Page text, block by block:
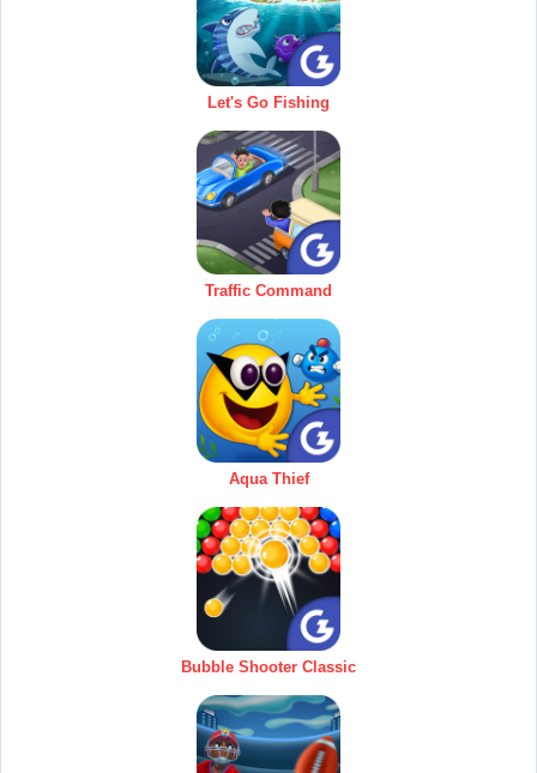
Let's Go Fishing
Traffic Command
Aqua Thief
Bubble Shooter Classic